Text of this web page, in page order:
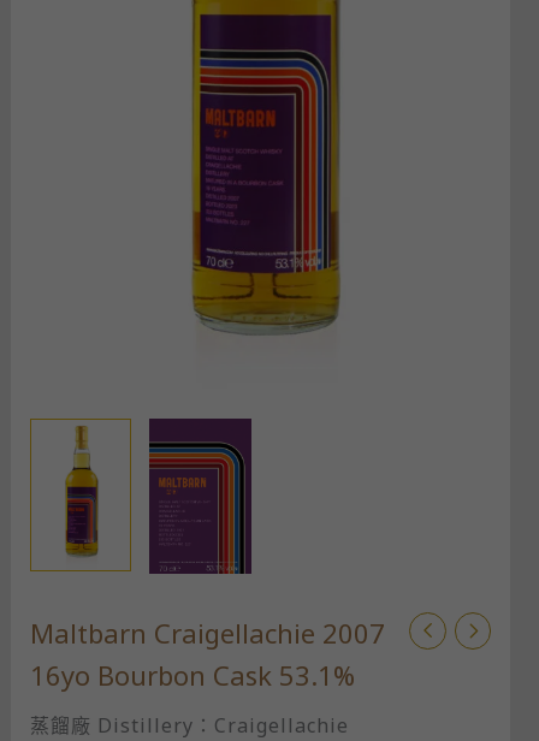
Maltbarn Craigellachie 2007
16yo Bourbon Cask 53.1%
蒸餾廠 Distillery：Craigellachie